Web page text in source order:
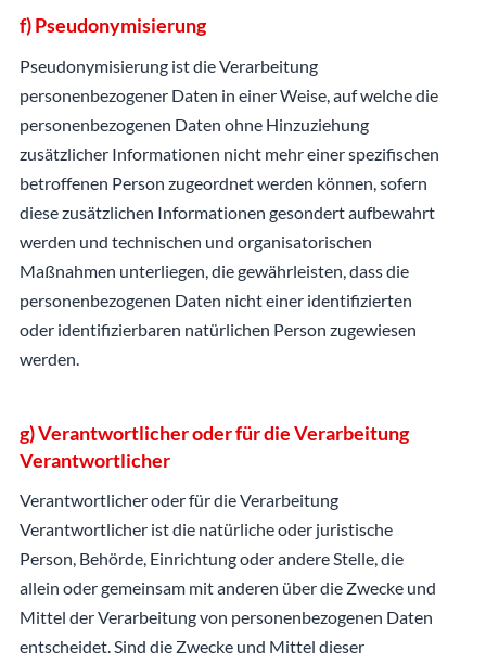
f) Pseudonymisierung
Pseudonymisierung ist die Verarbeitung
personenbezogener Daten in einer Weise, auf welche die
personenbezogenen Daten ohne Hinzuziehung
zusätzlicher Informationen nicht mehr einer spezifischen
betroffenen Person zugeordnet werden können, sofern
diese zusätzlichen Informationen gesondert aufbewahrt
werden und technischen und organisatorischen
Maßnahmen unterliegen, die gewährleisten, dass die
personenbezogenen Daten nicht einer identifizierten
oder identifizierbaren natürlichen Person zugewiesen
werden.
g) Verantwortlicher oder für die Verarbeitung
Verantwortlicher
Verantwortlicher oder für die Verarbeitung
Verantwortlicher ist die natürliche oder juristische
Person, Behörde, Einrichtung oder andere Stelle, die
allein oder gemeinsam mit anderen über die Zwecke und
Mittel der Verarbeitung von personenbezogenen Daten
entscheidet. Sind die Zwecke und Mittel dieser